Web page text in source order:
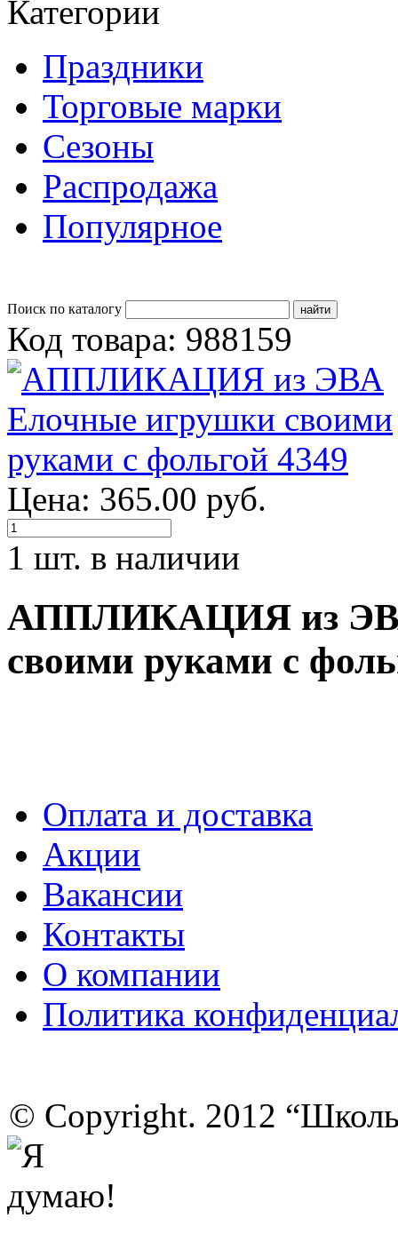
Категории
Праздники
Торговые марки
Сезоны
Распродажа
Популярное
Поиск по каталогу
Код товара: 988159
Цена: 365.00 руб.
1 шт. в наличии
АППЛИКАЦИЯ из
своими руками с
Оплата и доставка
Акции
Вакансии
Контакты
О компании
Политика
© Copyright. 2012